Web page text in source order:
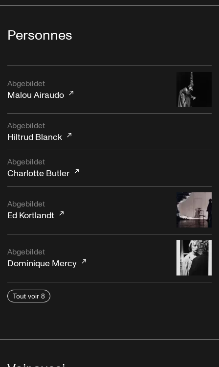
Personnes
Abgebildet
Malou Airaudo
Abgebildet
Hiltrud Blanck
Abgebildet
Charlotte Butler
Abgebildet
Ed Kortlandt
Abgebildet
Dominique Mercy
Tout voir 8